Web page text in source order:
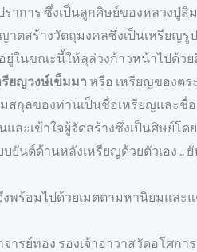
าการ ซึ่งเป็นลูกศิษย์ของหลวงปู่
ตสร้างวัตถุมงคลซึ่งเป็นเหรียญ
ในขณะนี้ให้ลุล่วงก้าวหน้าไปด้ว
รียญวงษ์เข็มมา หรือ เหรียญของตร
ลของท่านเป็นชื่อเหรียญและชื่อ
ละเข้าใจผู้จัดสร้างซึ่งเป็นศิษย์โ
ยันต์ด้านหลังเหรียญด้วยตัวเอง ..
ร้อมไปด้วยเมตตามหานิยมและ
ารย์ทอง รองเจ้าอาวาสวัดอโศกา